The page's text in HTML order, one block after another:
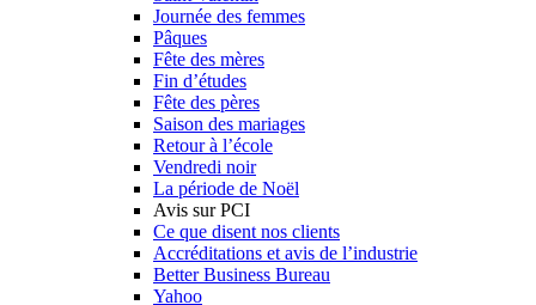
Journée des femmes
Pâques
Fête des mères
Fin d’études
Fête des pères
Saison des mariages
Retour à l’école
Vendredi noir
La période de Noël
Avis sur PCI
Ce que disent nos clients
Accréditations et avis de l’industrie
Better Business Bureau
Yahoo